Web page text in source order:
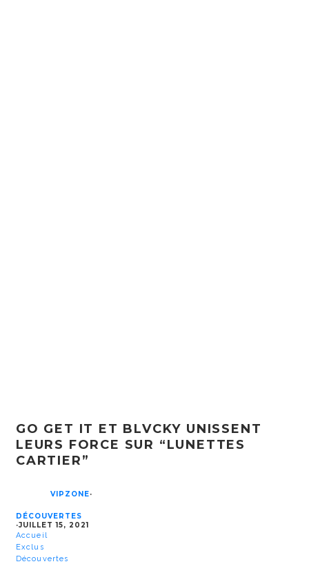
GO GET IT ET BLVCKY UNISSENT
LEURS FORCE SUR “LUNETTES
CARTIER”
VIPZONE·
DÉCOUVERTES
·JUILLET 15, 2021
Accueil
Exclus
Découvertes